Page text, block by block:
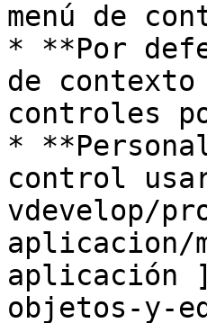
menú de
* **Por
de
controles
*
control
vdevelop/
aplicacion/
aplicación
objetos-y-